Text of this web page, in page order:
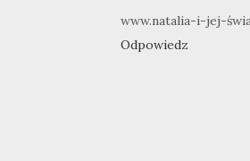
www.natalia-i-jej-
Odpowiedz